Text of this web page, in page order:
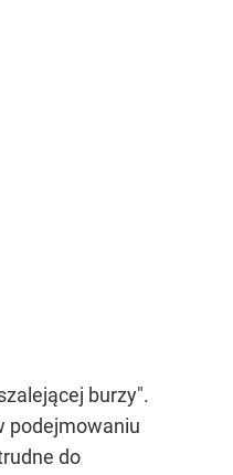
burzy".
podejmowaniu
do